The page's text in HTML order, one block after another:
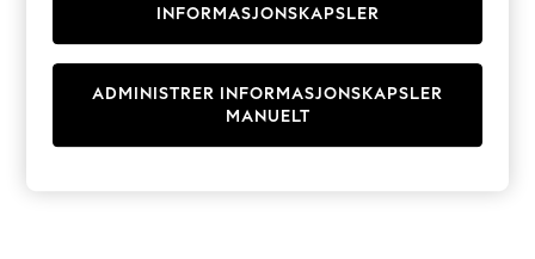
Dresses
Sets & Outfits
T-Shirts
ADMINISTRER INFORMASJONSKAPSLER
MANUELT
INFORMASJONSKAPSLER